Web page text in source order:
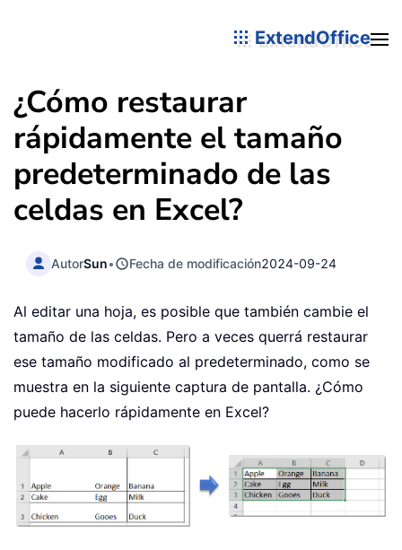
ExtendOffice
¿Cómo restaurar
rápidamente el tamaño
predeterminado de las
celdas en Excel?
AutorSun• Fecha de modificación2024-09-24
Al editar una hoja, es posible que también cambie el
tamaño de las celdas. Pero a veces querrá restaurar
ese tamaño modificado al predeterminado, como se
muestra en la siguiente captura de pantalla. ¿Cómo
puede hacerlo rápidamente en Excel?